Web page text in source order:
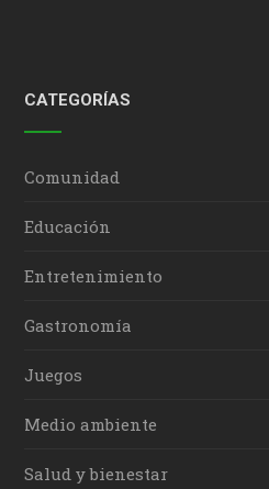
CATEGORÍAS
Comunidad
Educación
Entretenimiento
Gastronomía
Juegos
Medio ambiente
Salud y bienestar